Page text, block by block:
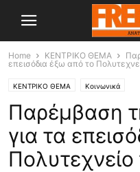
Home ΚΕΝΤΡΙΚΟ ΘΕΜΑ
επεισόδια έξω από το
ΚΕΝΤΡΙΚΟ ΘΕΜΑ Κοινωνικά
Παρέμβαση
για τα